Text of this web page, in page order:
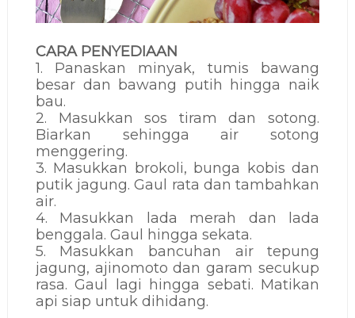
CARA PENYEDIAAN
1. Panaskan minyak, tumis bawang
besar dan bawang putih hingga naik
bau.
2. Masukkan sos tiram dan sotong.
Biarkan sehingga air sotong
menggering.
3. Masukkan brokoli, bunga kobis dan
putik jagung. Gaul rata dan tambahkan
air.
4. Masukkan lada merah dan lada
benggala. Gaul hingga sekata.
5. Masukkan bancuhan air tepung
jagung, ajinomoto dan garam secukup
rasa. Gaul lagi hingga sebati. Matikan
api siap untuk dihidang.